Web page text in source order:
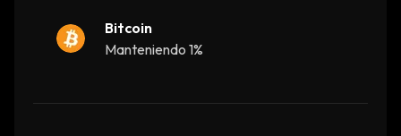
multiple platforms including PC, Mac, iOS and
matter what device they’re using. With its
intuitive user interface and powerful tools for
Bitcoin
Manteniendo 1%